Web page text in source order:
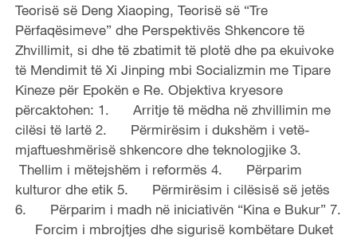
Teorisë së Deng Xiaoping, Teorisë së “Tre
Përfaqësimeve” dhe Perspektivës Shkencore të
Zhvillimit, si dhe të zbatimit të plotë dhe pa ekuivoke
të Mendimit të Xi Jinping mbi Socializmin me Tipare
Kineze për Epokën e Re. Objektiva kryesore
përcaktohen: 1. Arritje të mëdha në zhvillimin me
cilësi të lartë 2. Përmirësim i dukshëm i vetë-
mjaftueshmërisë shkencore dhe teknologjike 3.
Thellim i mëtejshëm i reformës 4. Përparim
kulturor dhe etik 5. Përmirësim i cilësisë së jetës
6. Përparim i madh në iniciativën “Kina e Bukur” 7.
Forcim i mbrojtjes dhe sigurisë kombëtare Duket